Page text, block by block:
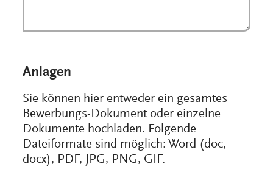
Anlagen
Sie können hier entweder ein gesamtes
Bewerbungs-Dokument oder einzelne
Dokumente hochladen. Folgende
Dateiformate sind möglich: Word (doc,
docx), PDF, JPG, PNG, GIF.